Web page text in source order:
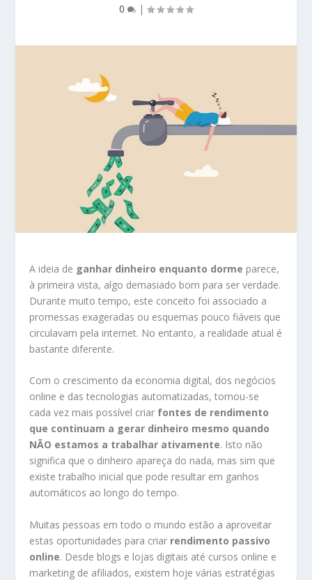
0
|
A ideia de ganhar dinheiro enquanto dorme parece,
à primeira vista, algo demasiado bom para ser verdade.
Durante muito tempo, este conceito foi associado a
promessas exageradas ou esquemas pouco fiáveis que
circulavam pela internet. No entanto, a realidade atual é
bastante diferente.
Com o crescimento da economia digital, dos negócios
online e das tecnologias automatizadas, tornou-se
cada vez mais possível criar fontes de rendimento
que continuam a gerar dinheiro mesmo quando
NÃO estamos a trabalhar ativamente. Isto não
significa que o dinheiro apareça do nada, mas sim que
existe trabalho inicial que pode resultar em ganhos
automáticos ao longo do tempo.
Muitas pessoas em todo o mundo estão a aproveitar
estas oportunidades para criar rendimento passivo
online. Desde blogs e lojas digitais até cursos online e
marketing de afiliados, existem hoje várias estratégias